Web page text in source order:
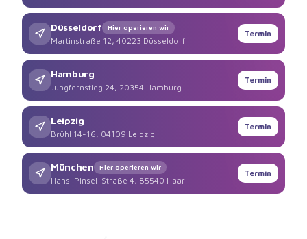
Düsseldorf Hier operieren wir
Martinstraße 12, 40223 Düsseldorf
Termin
Hamburg
Jungfernstieg 24, 20354 Hamburg
Termin
Leipzig
Brühl 14-16, 04109 Leipzig
Termin
München Hier operieren wir
Hans-Pinsel-Straße 4, 85540 Haar
Termin